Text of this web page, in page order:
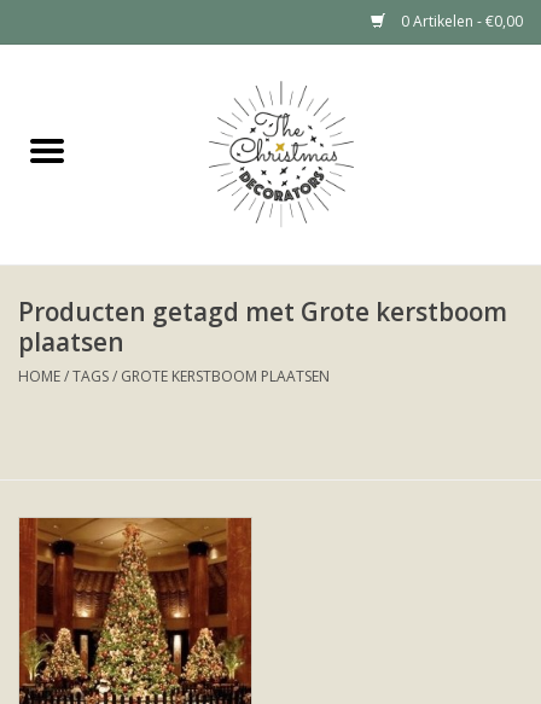
0 Artikelen - €0,00
Grote kerstboom huren (tot 6
Kerstboom huren
Portfolio
Offerte & werkwijze
Producten getagd met Grote kerstboom
plaatsen
HOME/TAGS/ GROTE KERSTBOOM PLAATSEN